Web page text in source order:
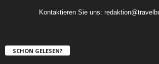
Kontaktieren Sie uns:
SCHON GELESEN?